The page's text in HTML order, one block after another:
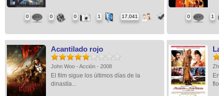
0 0 0 1 17,041 0 1
Acantilado rojo
John Woo - Acción - 2008
El film sigue los últimos días de la
dinastía...